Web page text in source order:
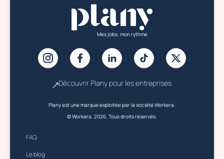
Mes jobs, mon rythme
Découvrir Plany pour les entreprises
Plany est une marque exploitée par la société Workera.
© Workera, 2026. Tous droits réservés.
FAQ
Le blog